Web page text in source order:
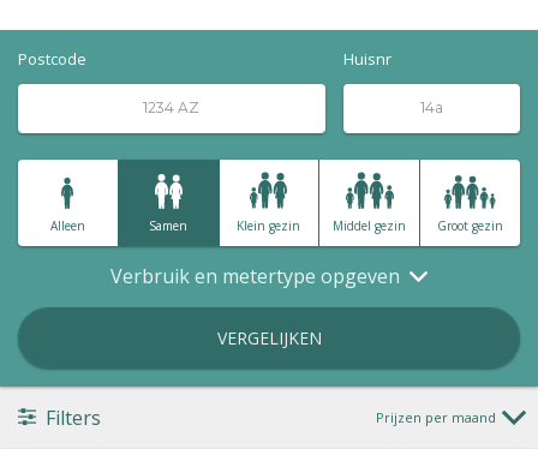
Postcode Huisnr
Alleen Samen Klein gezin Middel gezin Groot gezin
Verbruik en metertype opgeven
VERGELIJKEN
Filters Prijzen per maand